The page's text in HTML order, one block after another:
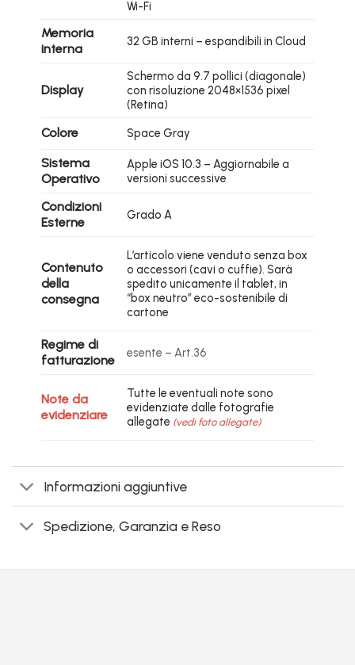
Wi-Fi
Memoria
interna
32 GB interni – espandibili in Cloud
Display
Schermo da 9.7 pollici (diagonale)
con risoluzione 2048×1536 pixel
(Retina)
Colore Space Gray
Sistema
Operativo
Apple iOS 10.3 – Aggiornabile a
versioni successive
Condizioni
Esterne
Grado A
Contenuto
della
consegna
L’articolo viene venduto senza box
o accessori (cavi o cuffie). Sarà
spedito unicamente il tablet, in
“box neutro” eco-sostenibile di
cartone
Regime di
fatturazione
esente – Art.36
Note da
evidenziare
Tutte le eventuali note sono
evidenziate dalle fotografie
allegate (vedi foto allegate)
Informazioni aggiuntive
Spedizione, Garanzia e Reso